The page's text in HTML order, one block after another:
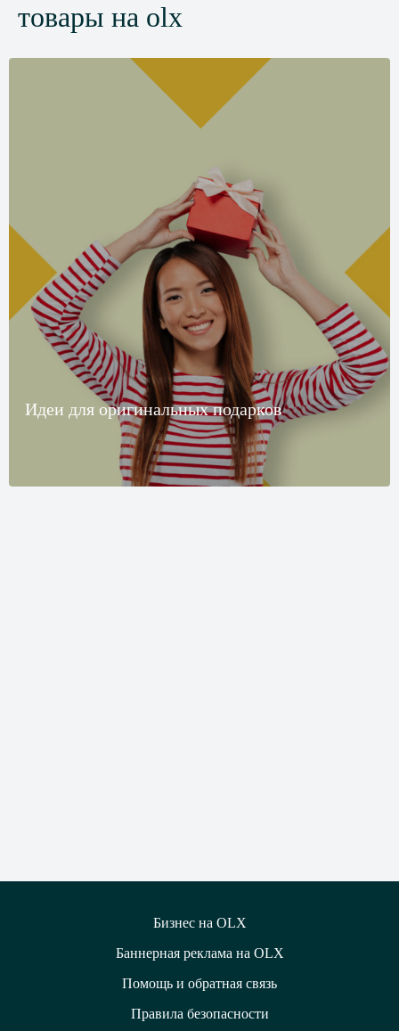
товары на olx
Идеи для оригинальных подарков
Бизнес на OLX
Баннерная реклама на OLX
Помощь и обратная связь
Правила безопасности